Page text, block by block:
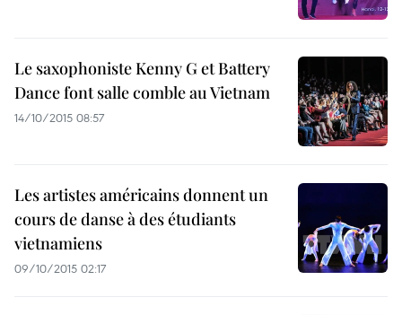
Le saxophoniste Kenny G et Battery
Dance font salle comble au Vietnam
14/10/2015 08:57
Les artistes américains donnent un
cours de danse à des étudiants
vietnamiens
09/10/2015 02:17